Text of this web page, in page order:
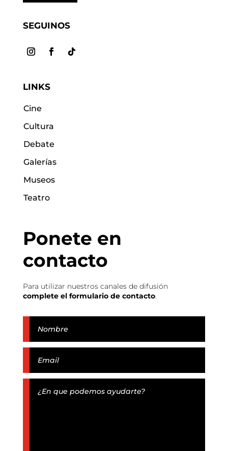
SEGUINOS
LINKS
Cine
Cultura
Debate
Galerías
Museos
Teatro
Ponete en
contacto
Para utilizar nuestros canales de difusión
complete el formulario de contacto.